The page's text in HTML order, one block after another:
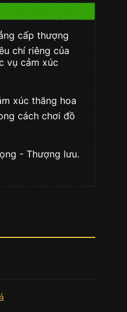
cấp thượng
chí riêng của
vụ cảm xúc
xúc thăng hoa
cách chơi đồ
- Thượng lưu.